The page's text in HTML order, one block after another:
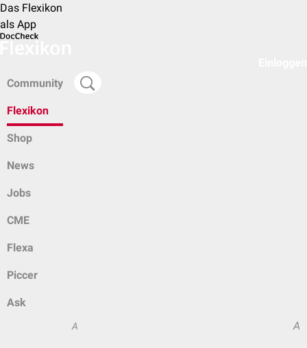
Das Flexikon
als App
Community
Flexikon
Shop
News
Jobs
CME
Flexa
Piccer
Ask
A A